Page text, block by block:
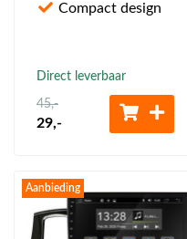
Compact design
Direct leverbaar
45,-
29,-
Aanbieding